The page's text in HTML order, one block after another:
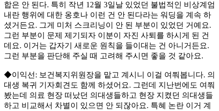
합은 안 된다. 특히 작년 12월 3일날 있었던 불법적인 비상계엄
내란 행위에 대한 옹호나 이런 건 안 된다라는 워딩을 계속 하
셨거든요. 그게 미처 스크리닝이 안 된 부분이 있었던 거예요.
그런 부분이 문제 제기되자 이분이 자진 사퇴를 하시게 된 건
데요. 이거는 갑자기 새로운 원칙을 들이대는 건 아니거든요.
그런 부분을 판단해 주실 때 고려해 주시면 좋을 것 같아요.
◆이익선: 보건복지위원장을 맡고 계시니 이걸 여쭤봅니다. 의
대생 복귀 기자회견도 함께 하셨어요. 그런데 지난번에도 여쭤
봤는데 의료 현장 떠났던 의대생들하고 현장 지켰던 의대생들
하고 비교해서 차별이 있으면 안 되잖아요. 특혜 논란 이거 계